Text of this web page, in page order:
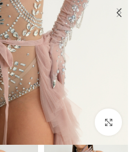
תַּפְרִיט
הֵנְּגִישׁוּת
Click to enlarge